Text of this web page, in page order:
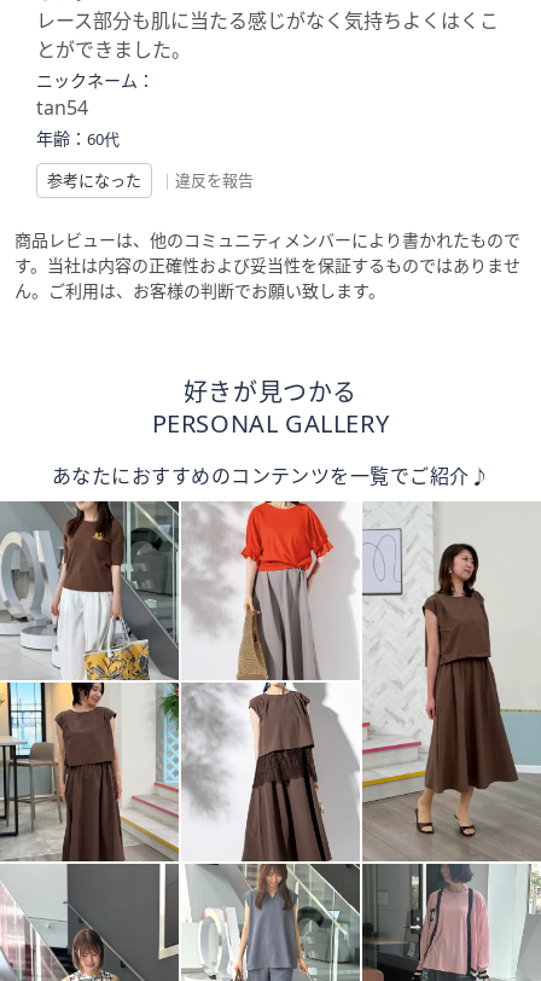
レース部分も肌に当たる感じがなく気持ちよくはくこ
とができました。
ニックネーム：
tan54
年齢： 60代
参考になった
| 違反を報告
商品レビューは、他のコミュニティメンバーにより書かれたもので
す。当社は内容の正確性および妥当性を保証するものではありませ
ん。ご利用は、お客様の判断でお願い致します。
好きが見つかる
PERSONAL GALLERY
あなたにおすすめのコンテンツを一覧でご紹介♪